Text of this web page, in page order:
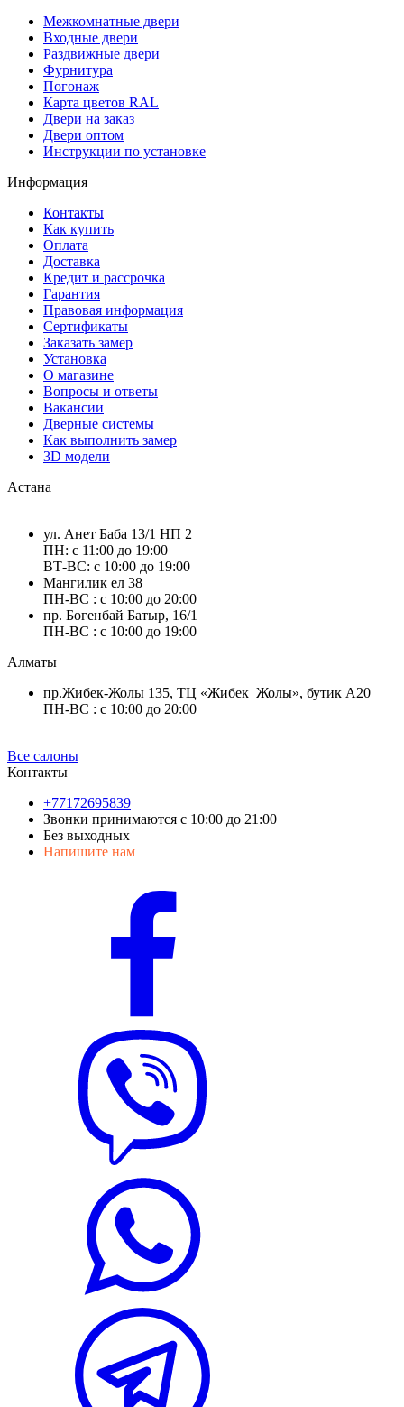
Межкомнатные двери
Входные двери
Раздвижные двери
Фурнитура
Погонаж
Карта цветов RAL
Двери на заказ
Двери оптом
Инструкции по установке
Информация
Контакты
Как купить
Оплата
Доставка
Кредит и рассрочка
Гарантия
Правовая информация
Сертификаты
Заказать замер
Установка
О магазине
Вопросы и ответы
Вакансии
Дверные системы
Как выполнить замер
3D модели
Астана
ул. Анет Баба 13/1 НП 2
ПН: с 11:00 до 19:00
ВТ-ВС: с 10:00 до 19:00
Мангилик ел 38
ПН-ВС : с 10:00 до 20:00
пр. Богенбай Батыр, 16/1
ПН-ВС : с 10:00 до 19:00
Алматы
пр.Жибек-Жолы 135, ТЦ «Жибек_Жолы», бутик А20
ПН-ВС : с 10:00 до 20:00
Все салоны
Контакты
+77172695839
Звонки принимаются с 10:00 до 21:00
Без выходных
Напишите нам